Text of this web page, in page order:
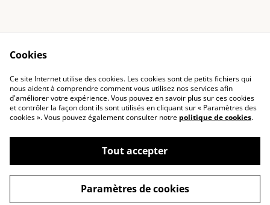
Conditions
Politique de
confidentialité
Politique de cookies
Marinette & Paillettes
Cookies
Ce site Internet utilise des cookies. Les cookies sont de petits fichiers qui
nous aident à comprendre comment vous utilisez nos services afin
d'améliorer votre expérience. Vous pouvez en savoir plus sur ces cookies
et contrôler la façon dont ils sont utilisés en cliquant sur « Paramètres des
cookies ». Vous pouvez également consulter notre politique de cookies.
Tout accepter
Paramètres de cookies